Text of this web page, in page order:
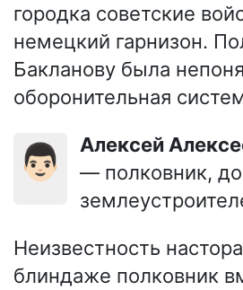
городка советские
немецкий гарнизон.
Бакланову была
оборонительная
👨🏻
Алексей
— полковник,
Неизвестность
блиндаже полковник